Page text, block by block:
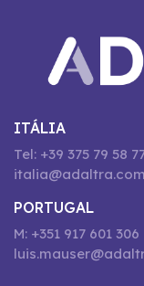
ITÁLIA
Tel: +39 375 79 58
italia@adaltra.com
PORTUGAL
M: +351 917 601 306